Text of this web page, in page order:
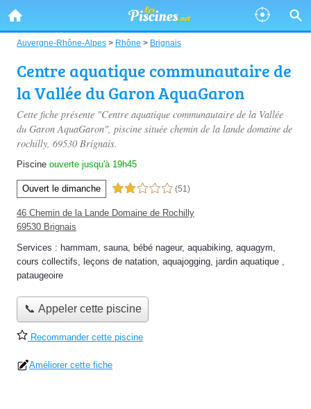
Auvergne-Rhône-Alpes > Rhône > Brignais
Centre aquatique communautaire de
la Vallée du Garon AquaGaron
Cette fiche présente "Centre aquatique communautaire de la Vallée
du Garon AquaGaron", piscine située chemin de la lande domaine de
rochilly, 69530 Brignais.
Piscine ouverte jusqu'à 19h45
Ouvert le dimanche 2,0 étoiles sur 5 (51)
46 Chemin de la Lande Domaine de Rochilly
69530 Brignais
Services : hammam, sauna, bébé nageur, aquabiking, aquagym,
cours collectifs, leçons de natation, aquajogging, jardin aquatique ,
pataugeoire
📞 Appeler cette piscine
Recommander cette piscine
Améliorer cette fiche